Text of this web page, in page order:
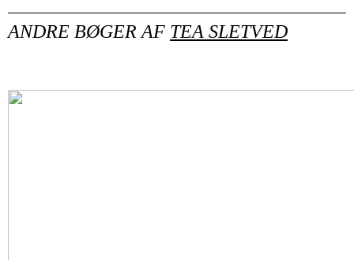
ANDRE BØGER AF TEA SLETVED